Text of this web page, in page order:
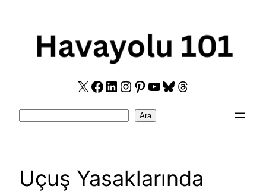
X Facebook
LinkedIn
Instagram
Pinterest
YouTube
Bluesky
Threads
Ara
Uçuş Yasaklarında